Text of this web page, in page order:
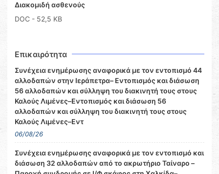
Διακομιδή ασθενούς
DOC - 52,5 KB
Επικαιρότητα
Συνέχεια ενημέρωσης αναφορικά με τον εντοπισμό 44
αλλοδαπών στην Ιεράπετρα– Εντοπισμός και διάσωση
56 αλλοδαπών και σύλληψη του διακινητή τους στους
Καλούς Λιμένες–Εντοπισμός και διάσωση 56
αλλοδαπών και σύλληψη του διακινητή τους στους
Καλούς Λιμένες–Εντ
06/08/26
Συνέχεια ενημέρωσης αναφορικά με τον εντοπισμό και
διάσωση 32 αλλοδαπών από το ακρωτήριο Ταίναρο –